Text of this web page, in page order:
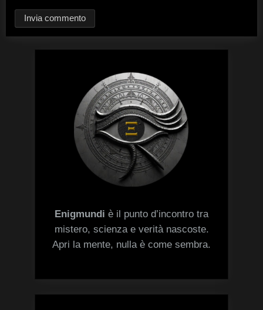
Enigmundi è il punto d’incontro tra
mistero, scienza e verità nascoste.
Apri la mente, nulla è come sembra.